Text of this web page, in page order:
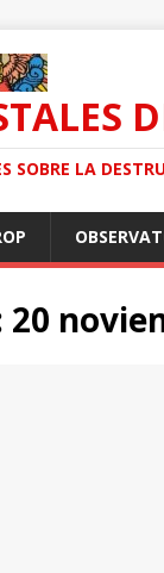
SOBRE LA
20